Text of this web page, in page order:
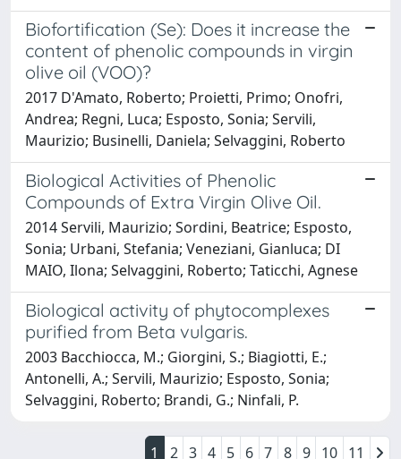
Biofortification (Se): Does it increase the
content of phenolic compounds in virgin
olive oil (VOO)?
2017 D'Amato, Roberto; Proietti, Primo; Onofri,
Andrea; Regni, Luca; Esposto, Sonia; Servili,
Maurizio; Businelli, Daniela; Selvaggini, Roberto
Biological Activities of Phenolic
Compounds of Extra Virgin Olive Oil.
2014 Servili, Maurizio; Sordini, Beatrice; Esposto,
Sonia; Urbani, Stefania; Veneziani, Gianluca; DI
MAIO, Ilona; Selvaggini, Roberto; Taticchi, Agnese
Biological activity of phytocomplexes
purified from Beta vulgaris.
2003 Bacchiocca, M.; Giorgini, S.; Biagiotti, E.;
Antonelli, A.; Servili, Maurizio; Esposto, Sonia;
Selvaggini, Roberto; Brandi, G.; Ninfali, P.
1 2 3 4 5 6 7 8 9 10 11